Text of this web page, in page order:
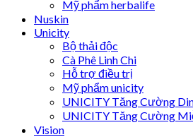
Mỹ phẩm herbalife
Nuskin
Unicity
Bộ thải độc
Cà Phê Linh Chi
Hỗ trợ điều trị
Mỹ phẩm unicity
UNICITY Tăng Cường
UNICITY Tăng Cường
Vision